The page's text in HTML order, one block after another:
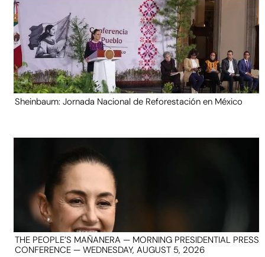
Sheinbaum: Jornada Nacional de Reforestación en México
THE PEOPLE’S MAÑANERA — MORNING PRESIDENTIAL PRESS
CONFERENCE — WEDNESDAY, AUGUST 5, 2026